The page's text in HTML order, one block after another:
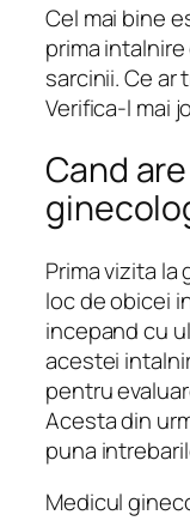
Cel mai bine
prima
sarcinii. Ce ar
Verifica-l mai
Cand
Prima vizita
loc de obicei
incepand cu
acestei
pentru
Acesta din
puna
Medicul